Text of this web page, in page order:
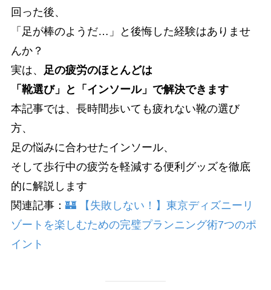
回った後、
「足が棒のようだ…」と後悔した経験はありませ
んか？
実は、 足の疲労のほとんどは
「靴選び」と「インソール」で解決できます
本記事では、長時間歩いても疲れない靴の選び
方、
足の悩みに合わせたインソール、
そして歩行中の疲労を軽減する便利グッズを徹底
的に解説します
関連記事： 🏰 【失敗しない！】東京ディズニーリ
ゾートを楽しむための完璧プランニング術7つのポ
イント